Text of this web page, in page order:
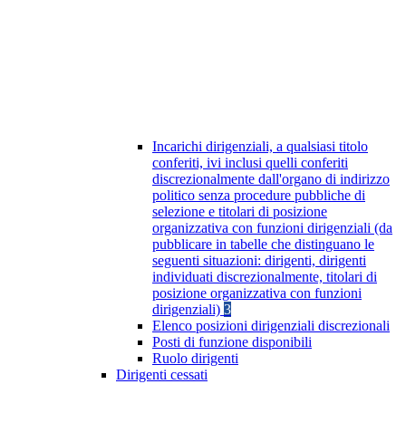
Incarichi dirigenziali, a qualsiasi titolo
conferiti, ivi inclusi quelli conferiti
discrezionalmente dall'organo di indirizzo
politico senza procedure pubbliche di
selezione e titolari di posizione
organizzativa con funzioni dirigenziali (da
pubblicare in tabelle che distinguano le
seguenti situazioni: dirigenti, dirigenti
individuati discrezionalmente, titolari di
posizione organizzativa con funzioni
dirigenziali) 3
Elenco posizioni dirigenziali discrezionali
Posti di funzione disponibili
Ruolo dirigenti
Dirigenti cessati